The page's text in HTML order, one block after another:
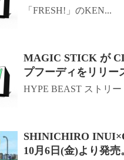
「FRESH!」のKEN...
MAGIC STICK が
プフーディをリリー
HYPE BEAST ストリ
SHINICHIRO
10月6日(金)より発売